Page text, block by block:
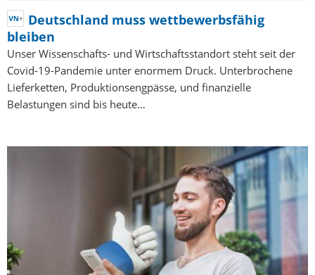
Deutschland muss wettbewerbsfähig
bleiben
Unser Wissenschafts- und Wirtschaftsstandort steht seit der
Covid-19-Pandemie unter enormem Druck. Unterbrochene
Lieferketten, Produktionsengpässe, und finanzielle
Belastungen sind bis heute…